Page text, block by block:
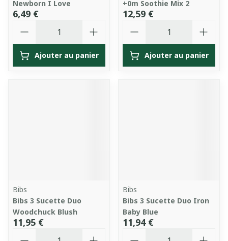
Newborn I Love
6,49 €
Ajouter au panier
+0m Soothie Mix 2
12,59 €
Ajouter au panier
Bibs
Bibs 3 Sucette Duo
Woodchuck Blush
11,95 €
Bibs
Bibs 3 Sucette Duo Iron
Baby Blue
11,94 €